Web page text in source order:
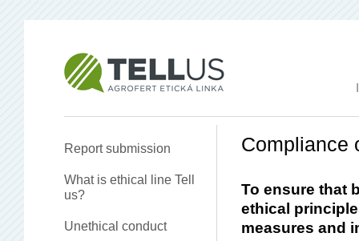
Report submission
What is ethical line Tell
us?
Unethical conduct
Compliance
To ensure that
ethical
measures and